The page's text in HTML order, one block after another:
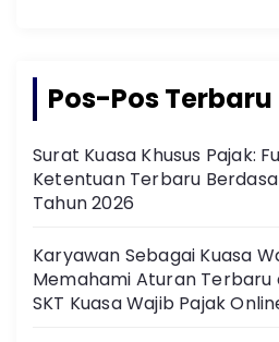
Pos-Pos Terbaru
Surat Kuasa Khusus Pajak:
Ketentuan Terbaru
Tahun 2026
Karyawan Sebagai Kuasa
Memahami Aturan
SKT Kuasa Wajib Pajak